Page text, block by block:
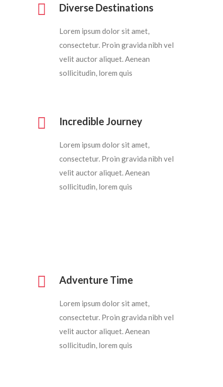
Diverse Destinations
Lorem ipsum dolor sit amet,
consectetur. Proin gravida nibh vel
velit auctor aliquet. Aenean
sollicitudin, lorem quis
Incredible Journey
Lorem ipsum dolor sit amet,
consectetur. Proin gravida nibh vel
velit auctor aliquet. Aenean
sollicitudin, lorem quis
Adventure Time
Lorem ipsum dolor sit amet,
consectetur. Proin gravida nibh vel
velit auctor aliquet. Aenean
sollicitudin, lorem quis